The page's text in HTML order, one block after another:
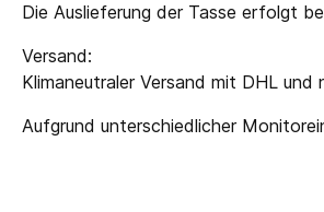
Die Auslieferung der Tasse erfolgt
Versand:
Klimaneutraler Versand mit DHL
Aufgrund unterschiedlicher